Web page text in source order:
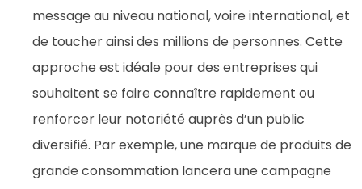
message au niveau national, voire international, et
de toucher ainsi des millions de personnes. Cette
approche est idéale pour des entreprises qui
souhaitent se faire connaître rapidement ou
renforcer leur notoriété auprès d’un public
diversifié. Par exemple, une marque de produits de
grande consommation lancera une campagne